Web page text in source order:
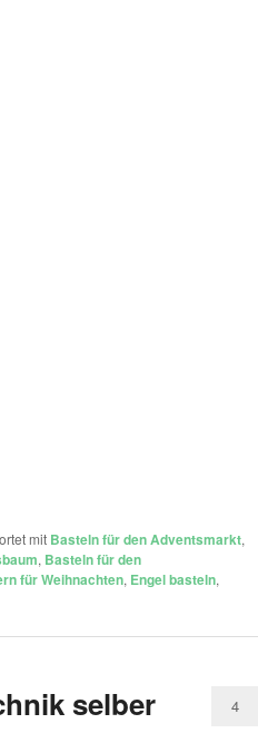
mit Basteln für den Adventsmarkt,
, Basteln für den
für Weihnachten, Engel basteln,
selber
4